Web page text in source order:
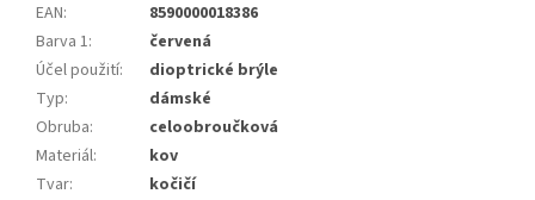
EAN:
8590000018386
Barva 1:
červená
Účel použití:
dioptrické brýle
Typ:
dámské
Obruba:
celoobroučková
Materiál:
kov
Tvar:
kočičí